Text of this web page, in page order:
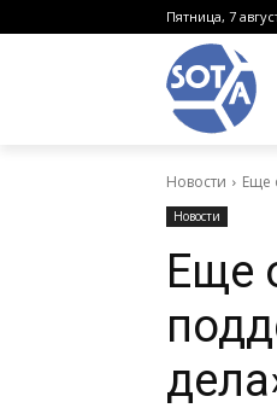
Пятница, 7
Новости Еще
Новости
Еще